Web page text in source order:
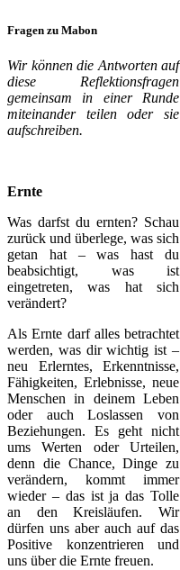
Fragen zu Mabon
Wir können die Antworten auf
diese Reflektionsfragen
gemeinsam in einer Runde
miteinander teilen oder sie
aufschreiben.
Ernte
Was darfst du ernten? Schau
zurück und überlege, was sich
getan hat – was hast du
beabsichtigt, was ist
eingetreten, was hat sich
verändert?
Als Ernte darf alles betrachtet
werden, was dir wichtig ist –
neu Erlerntes, Erkenntnisse,
Fähigkeiten, Erlebnisse, neue
Menschen in deinem Leben
oder auch Loslassen von
Beziehungen. Es geht nicht
ums Werten oder Urteilen,
denn die Chance, Dinge zu
verändern, kommt immer
wieder – das ist ja das Tolle
an den Kreisläufen. Wir
dürfen uns aber auch auf das
Positive konzentrieren und
uns über die Ernte freuen.